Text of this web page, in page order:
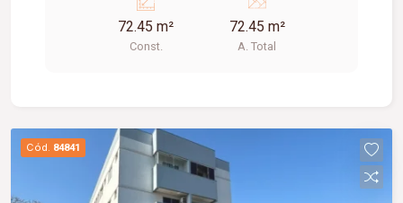
72.45 m²
Const.
72.45 m²
A. Total
Cód. 84841